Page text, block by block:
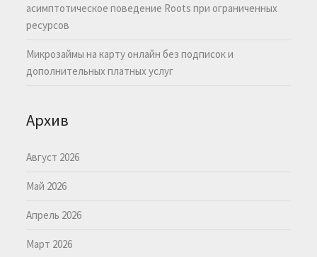
асимптотическое поведение Roots при ограниченных
ресурсов
Микрозаймы на карту онлайн без подписок и
дополнительных платных услуг
Архив
Август 2026
Май 2026
Апрель 2026
Март 2026